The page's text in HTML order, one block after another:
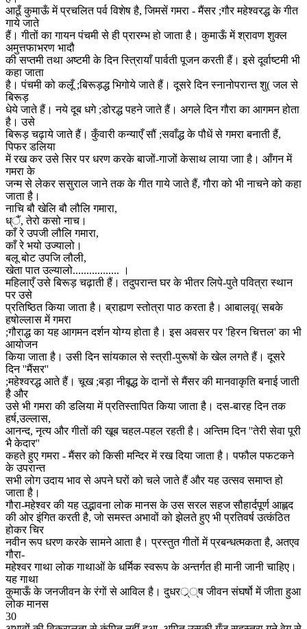
आठूँ कुमाऊँ में प्रचलित पर्व विशेष है, जिमसें गमरा - मैंसर ;गौर महेश्वरद्ध के गीत
गाये जाते
हैं। गीतों का गायन पंचमी से ही प्रारम्भ हो जाता है। कुमाऊँ में श्रावण शुक्ल
अमुत्तफाभरण भादौ
की सप्तमी तथा अष्टमी के दिन स्त्रिायाँ पार्वती पूजन करती हैं। इसे दूर्वाष्टमी भी
कहा जाता
है। पंचमी को कलूँ ;बिरूड़द्ध भिगोये जाते हैं। दूसरे दिन स्नानोपरान्त शु( जल से
बिरूड़
धेये जाते हैं। नये दूब धगे ;डोरद्ध पहने जाते हैं। अगले दिन गौरा का आगमन होता
है। उसे
बिरूड़ चढ़ाये जाते हैं। कुँवारी कन्याएँ सौं ;सवाँद्ध के पौधें से गमरा बनाती हैं,
पिफर डलिया
में रख कर उसे सिर पर धरण करके बाजों-गाजों केसाथ लाया जाा है। आँगन में
गमरा के
जन्म से लेकर ससुराल जाने तक के गीत गाये जाते हैं, गौरा को भी नाचने को कहा
जाता है।
नाचि बौ खेलि बौ लौलि गमारा,
ध्ैं, तेरो कसो नाच।
काँ रे उपजी लौलि गमारा,
काँ रे भयो उज्यालो।
बलू बोट उपजि लौली,
खेता पात उल्यालो................. ।
महिलाएँ उसे बिरूड़ चढ़ाती हैं। तदुपरान्त घर के भीतर लिपे-पुते पवित्रा स्थान
पर उसे
प्रतिष्ठित किया जाता है। ब्राह्यण स्तोत्रा पाठ करता है। आबालवृ( सबके
हषोल्लास में गमरा
;गौराद्ध का यह आगमन दर्शन योग्य होता है। इस अवसर पर 'हिरन चित्तल' का भी
आयोजन
किया जाता है। उसी दिन सांयकाल से स्त्राी-पुरूषों के खेल लगते हैं। दूसरे
दिन ''मैंसर''
;महेश्वरद्ध आते हैं। चूख ;बड़ा नीबूद्ध के दानों से मैंसर की मानवाकृति बनाई जाती
है और
उसे भी गमरा की डलिया में प्रतिस्तापित किया जाता है। दस-बारह दिन तक
हर्ष,उल्लास,
आनन्द, नृत्य और गीतों की खूब चहल-पहल रहती है। अन्तिम दिन ''तेरी सेवा पूरी
भै केदार''
कहते हुए गमरा - मैंसर को किसी मन्दिर में रख दिया जाता है। पफौल पफटकने
के उपरान्त
सभी लोग उदाय भाव से अपने घरों को चले जाते हैं और यह उत्सव समाप्त हो
जाता है।
गौरा-महेश्वर की यह उद्भावना लोक मानस के उस सरल सहज सौहार्दपूर्ण आह्लद
की ओर इंगित करती है, जो समस्त अभावों को झेलते हुए भी प्रतिवर्ष उत्कंठित
होकर चिर
नवीन रूप धरण करके सामने आता है। प्रस्तुत गीतों में प्रबन्धत्मकता है, अतएव
गौरा-
महेश्वर गाथा लोक गाथाओं के धर्मिक स्वरूप के अन्तर्गत ही मानी जानी चाहिए।
यह गाथा
कुमाऊँ के जनजीवन के रंगों से आविल है। दुधरर्््ष जीवन संघर्षो में जीता हुआ
लोक मानस
30